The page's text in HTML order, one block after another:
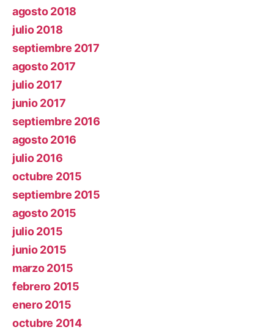
agosto 2018
julio 2018
septiembre 2017
agosto 2017
julio 2017
junio 2017
septiembre 2016
agosto 2016
julio 2016
octubre 2015
septiembre 2015
agosto 2015
julio 2015
junio 2015
marzo 2015
febrero 2015
enero 2015
octubre 2014